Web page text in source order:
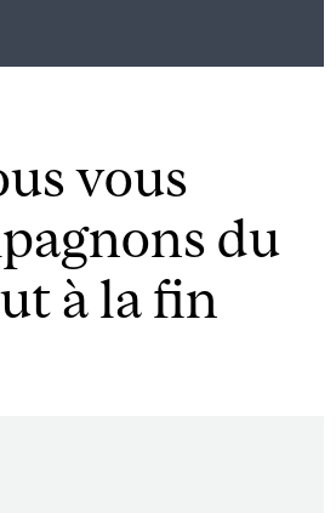
vous
du
à la fin